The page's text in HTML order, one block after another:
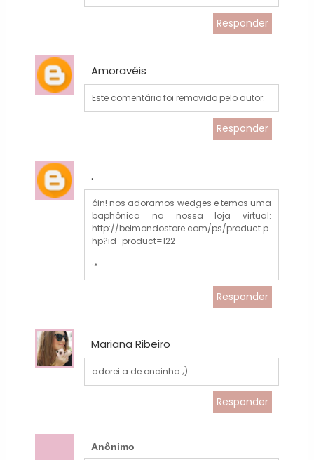
Responder
Amoravéis
Este comentário foi removido pelo autor.
Responder
.
óin! nos adoramos wedges e temos uma
baphônica na nossa loja virtual:
http://belmondostore.com/ps/product.p
hp?id_product=122
:*
Responder
Mariana Ribeiro
adorei a de oncinha ;)
Responder
Anônimo